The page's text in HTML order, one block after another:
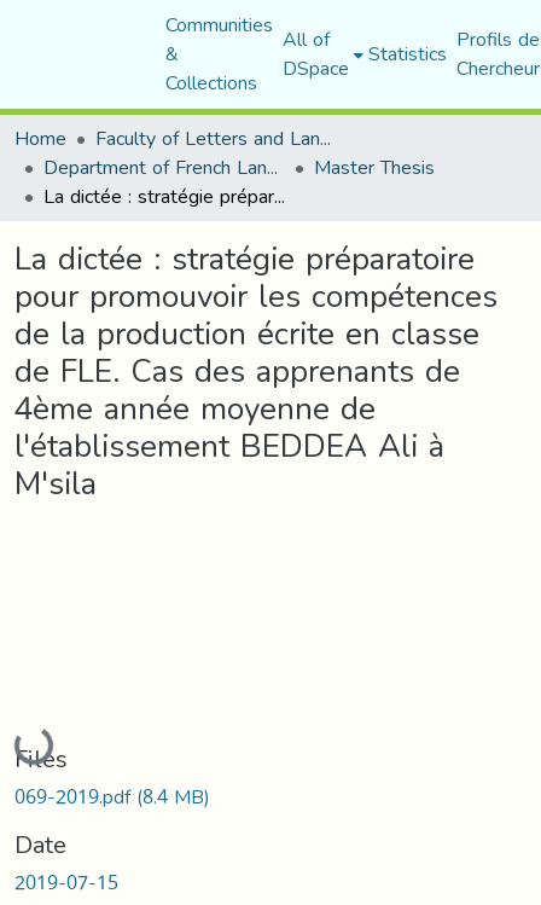
Communities
&
Collections
All of
DSpace Statistics Profils
Home
Faculty of Letters and Languages
Department of French Language and Literature Master Thesis
La dictée : stratégie préparatoire pour promouvoir les compétences de la production écrite en classe de FLE. Cas des apprenants de 4ème année moyenne de l'établissement BEDDEA Ali à M'sila
La dictée : stratégie préparatoire
pour promouvoir les compétences
de la production écrite en classe
de FLE. Cas des apprenants de
4ème année moyenne de
l'établissement BEDDEA Ali à
M'sila
Loading...
Files
069-2019.pdf(8.4 MB)
Date
2019-07-15